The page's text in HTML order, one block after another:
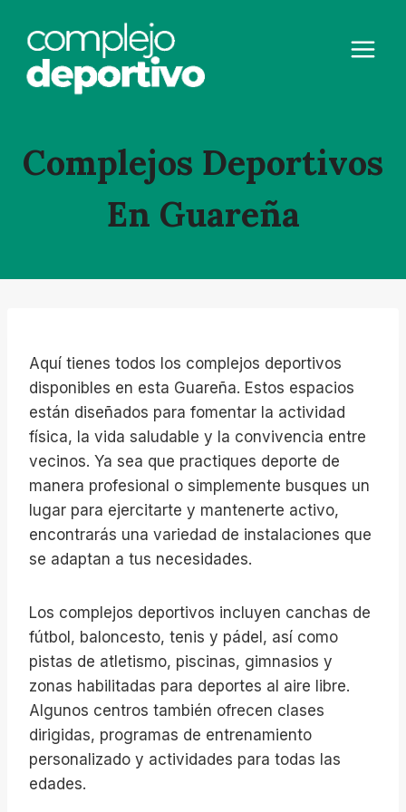
contenido
Complejos Deportivos
En Guareña
Aquí tienes todos los complejos deportivos
disponibles en esta Guareña. Estos espacios
están diseñados para fomentar la actividad
física, la vida saludable y la convivencia entre
vecinos. Ya sea que practiques deporte de
manera profesional o simplemente busques un
lugar para ejercitarte y mantenerte activo,
encontrarás una variedad de instalaciones que
se adaptan a tus necesidades.
Los complejos deportivos incluyen canchas de
fútbol, baloncesto, tenis y pádel, así como
pistas de atletismo, piscinas, gimnasios y
zonas habilitadas para deportes al aire libre.
Algunos centros también ofrecen clases
dirigidas, programas de entrenamiento
personalizado y actividades para todas las
edades.